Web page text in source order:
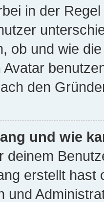
in der
ob und wie
den
und wie
deinem
erstellt
und